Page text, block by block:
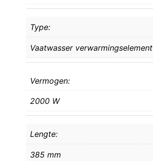
Type:
Vaatwasser verwarmingselement
Vermogen:
2000 W
Lengte:
385 mm